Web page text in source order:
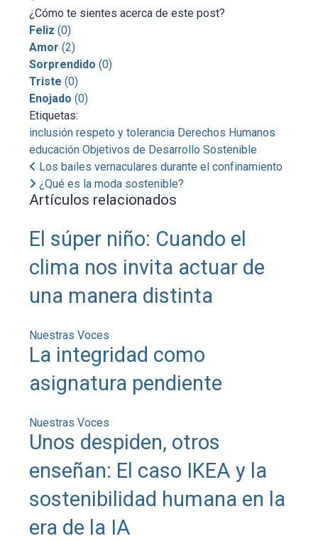
¿Cómo te sientes acerca de este post?
Feliz (0)
Amor (2)
Sorprendido (0)
Triste (0)
Enojado (0)
Etiquetas:
inclusión respeto y tolerancia Derechos Humanos
educación Objetivos de Desarrollo Sostenible
Los bailes vernaculares durante el confinamiento
¿Qué es la moda sostenible?
Artículos relacionados
El súper niño: Cuando el
clima nos invita actuar de
una manera distinta
Nuestras Voces
La integridad como
asignatura pendiente
Nuestras Voces
Unos despiden, otros
enseñan: El caso IKEA y la
sostenibilidad humana en la
era de la IA